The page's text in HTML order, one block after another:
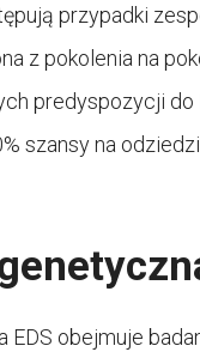
przypadki
z pokolenia na
predyspozycji do
szansy na
EDS obejmuje